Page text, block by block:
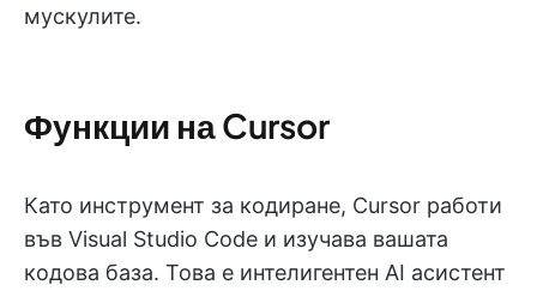
мускулите.
Функции на Cursor
Като инструмент за кодиране, Cursor работи
във Visual Studio Code и изучава вашата
кодова база. Това е интелигентен AI асистент